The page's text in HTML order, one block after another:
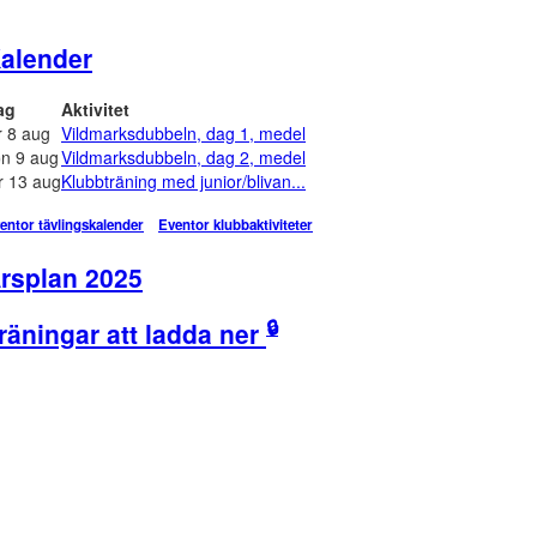
Aktivitet
8 aug Vildmarksdubbeln, dag 1, medel
9 augVildmarksdubbeln, dag 2, medel
13 augKlubbträning med junior/blivan...
tävlingskalender Eventor klubbaktiviteter
2025
att ladda ner 🔒